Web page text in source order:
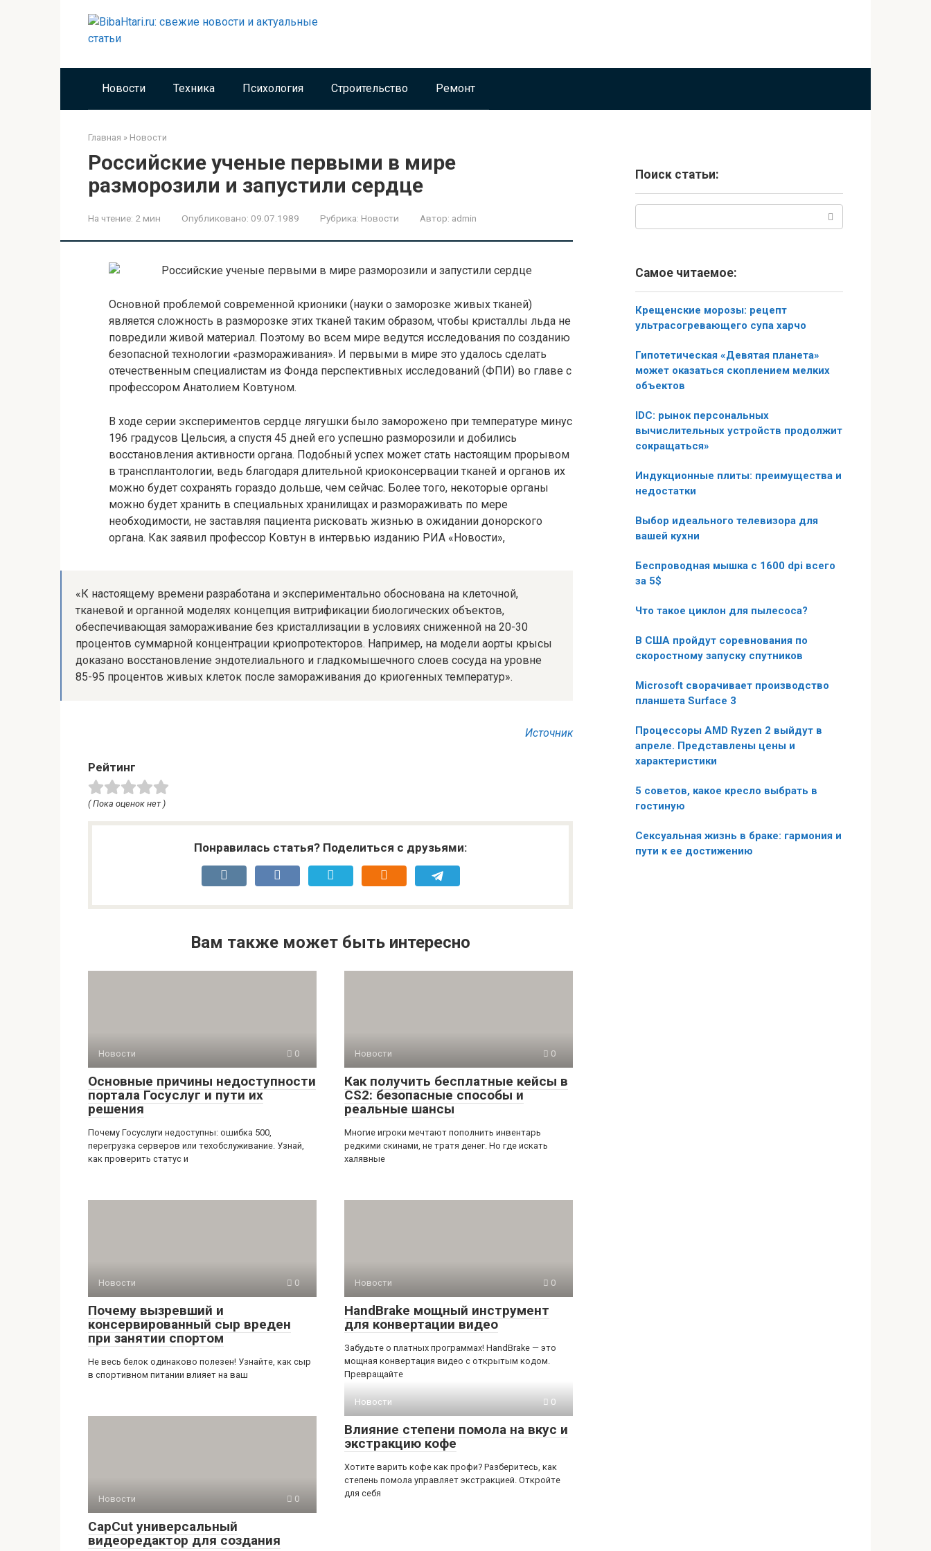
Новости Техника Психология Строительство Ремонт
Главная » Новости
Российские ученые первыми в мире
разморозили и запустили сердце
На чтение: 2 мин Опубликовано: 09.07.1989 Рубрика: Новости Автор: admin
Основной проблемой современной крионики (науки о заморозке живых тканей)
является сложность в разморозке этих тканей таким образом, чтобы кристаллы льда не
повредили живой материал. Поэтому во всем мире ведутся исследования по созданию
безопасной технологии «размораживания». И первыми в мире это удалось сделать
отечественным специалистам из Фонда перспективных исследований (ФПИ) во главе с
профессором Анатолием Ковтуном.
В ходе серии экспериментов сердце лягушки было заморожено при температуре минус
196 градусов Цельсия, а спустя 45 дней его успешно разморозили и добились
восстановления активности органа. Подобный успех может стать настоящим прорывом
в трансплантологии, ведь благодаря длительной криоконсервации тканей и органов их
можно будет сохранять гораздо дольше, чем сейчас. Более того, некоторые органы
можно будет хранить в специальных хранилищах и размораживать по мере
необходимости, не заставляя пациента рисковать жизнью в ожидании донорского
органа. Как заявил профессор Ковтун в интервью изданию РИА «Новости»,
«К настоящему времени разработана и экспериментально обоснована на клеточной,
тканевой и органной моделях концепция витрификации биологических объектов,
обеспечивающая замораживание без кристаллизации в условиях сниженной на 20-30
процентов суммарной концентрации криопротекторов. Например, на модели аорты крысы
доказано восстановление эндотелиального и гладкомышечного слоев сосуда на уровне
85-95 процентов живых клеток после замораживания до криогенных температур».
Источник
Рейтинг
( Пока оценок нет )
Понравилась статья? Поделиться с друзьями:
Вам также может быть интересно
Новости 0
Основные причины недоступности
портала Госуслуг и пути их
решения
Почему Госуслуги недоступны: ошибка 500,
перегрузка серверов или техобслуживание. Узнай,
как проверить статус и
Новости 0
Как получить бесплатные кейсы в
CS2: безопасные способы и
реальные шансы
Многие игроки мечтают пополнить инвентарь
редкими скинами, не тратя денег. Но где искать
халявные
Новости 0
Почему вызревший и
консервированный сыр вреден
при занятии спортом
Не весь белок одинаково полезен! Узнайте, как сыр
в спортивном питании влияет на ваш
Новости 0
HandBrake мощный инструмент
для конвертации видео
Забудьте о платных программах! HandBrake — это
мощная конвертация видео с открытым кодом.
Превращайте
Новости 0
CapCut универсальный
видеоредактор для создания
Новости 0
Влияние степени помола на вкус и
экстракцию кофе
Хотите варить кофе как профи? Разберитесь, как
степень помола управляет экстракцией. Откройте
для себя
Поиск статьи:
Самое читаемое:
Крещенские морозы: рецепт
ультрасогревающего супа харчо
Гипотетическая «Девятая планета»
может оказаться скоплением мелких
объектов
IDC: рынок персональных
вычислительных устройств продолжит
сокращаться»
Индукционные плиты: преимущества и
недостатки
Выбор идеального телевизора для
вашей кухни
Беспроводная мышка с 1600 dpi всего
за 5$
Что такое циклон для пылесоса?
В США пройдут соревнования по
скоростному запуску спутников
Microsoft сворачивает производство
планшета Surface 3
Процессоры AMD Ryzen 2 выйдут в
апреле. Представлены цены и
характеристики
5 советов, какое кресло выбрать в
гостиную
Сексуальная жизнь в браке: гармония и
пути к ее достижению